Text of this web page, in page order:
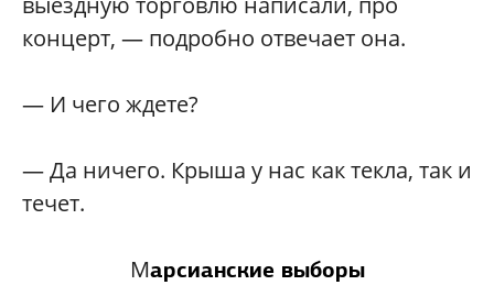
концерт, — подробно отвечает она.
— И чего ждете?
— Да ничего. Крыша у нас как текла, так и
течет.
Марсианские выборы